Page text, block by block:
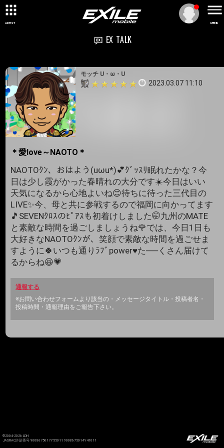
ARTIST MENU
EX TALK
モッチ U・ω・U
2023.03.07 11:10
＊愛love～NAOTO＊
NAOTOｸﾝ、おはよう(uωu*)💕ｸﾞｯｽﾘ眠れたかな？今
日は少し霞がかった春晴れの大分です☀️今日はいい
天気になるから心地よいね😊待ちに待った三代目の
LIVE✨今、母と共に参戦するので福岡に向かってます
🎵SEVENｸﾛｽのﾋﾟｱｽも初着けしました🤭九州のMATE
と素敵な時間を過ごしましょうね🌹では、今日1日も
大好きなNAOTOｸﾝが、笑顔で素敵な時間を過ごせま
すように🍀いつも通りﾗﾌﾞpower♥️た──くさん届けて
るからね😆💗
通報する
※お問い合わせフォームより該当の・メッセージタイトル・投稿者名・
投稿時間・通報理由をご報告下さい。
©2004-2026 LDH
JASRAC許諾番号 9008675017Y55011 9008675014Y41011